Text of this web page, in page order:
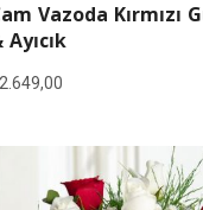
Vazoda Kırmızı
Ayıcık
2.649,00